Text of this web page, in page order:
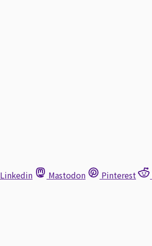
Linkedin Mastodon Pinterest